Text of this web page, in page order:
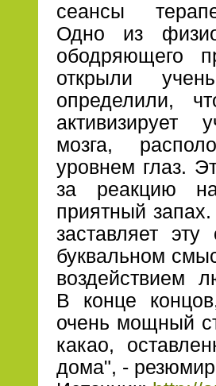
сеансы
Одно из
ободряющего
открыли
определили,
активизирует
мозга,
уровнем глаз.
за реакцию
приятный
заставляет
буквальном
воздействием
В конце
очень мощный
какао,
дома", -